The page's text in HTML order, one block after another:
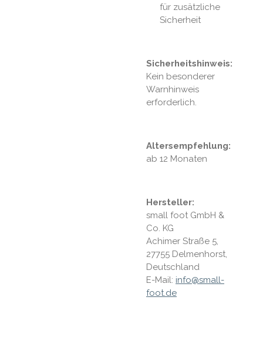
für zusätzliche
Sicherheit
Sicherheitshinweis:
Kein besonderer
Warnhinweis
erforderlich.
Altersempfehlung:
ab 12 Monaten
Hersteller:
small foot GmbH &
Co. KG
Achimer Straße 5,
27755 Delmenhorst,
Deutschland
E-Mail: info@small-
foot.de